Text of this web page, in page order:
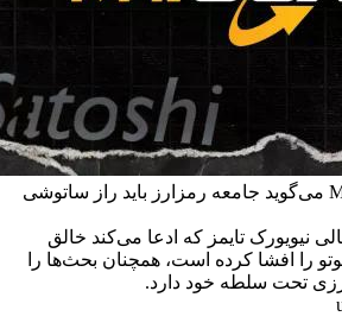
مدیرعامل سابق Mt. Gox می‌گوید جامعه رمزارز باید راز ساتوشی
نیویورک تایمز که ادعا می‌کند خالق
را افشا کرده است، همچنان بحث‌ها را
تحت سلطه خود دارد.